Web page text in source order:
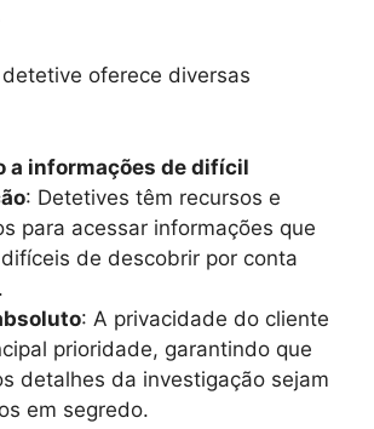
oferece diversas
a informações de difícil
: Detetives têm recursos e
para acessar informações que
de descobrir por conta
: A privacidade do cliente
prioridade, garantindo que
detalhes da investigação sejam
em segredo.